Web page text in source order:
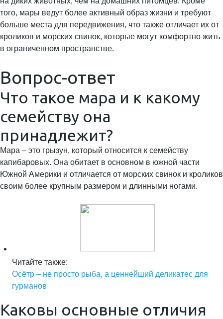
того, мары ведут более активный образ жизни и требуют
больше места для передвижения, что также отличает их от
кроликов и морских свинок, которые могут комфортно жить
в ограниченном пространстве.
Вопрос-ответ
Что такое мара и к какому
семейству она
принадлежит?
Мара – это грызун, который относится к семейству
капибаровых. Она обитает в основном в южной части
Южной Америки и отличается от морских свинок и кроликов
своим более крупным размером и длинными ногами.
Читайте также:
Осётр – не просто рыба, а ценнейший деликатес для
гурманов
Каковы основные отличия